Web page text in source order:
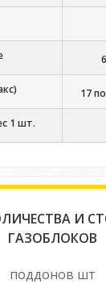
17
1 шт.
И
ГАЗОБЛОКОВ
поддонов шт